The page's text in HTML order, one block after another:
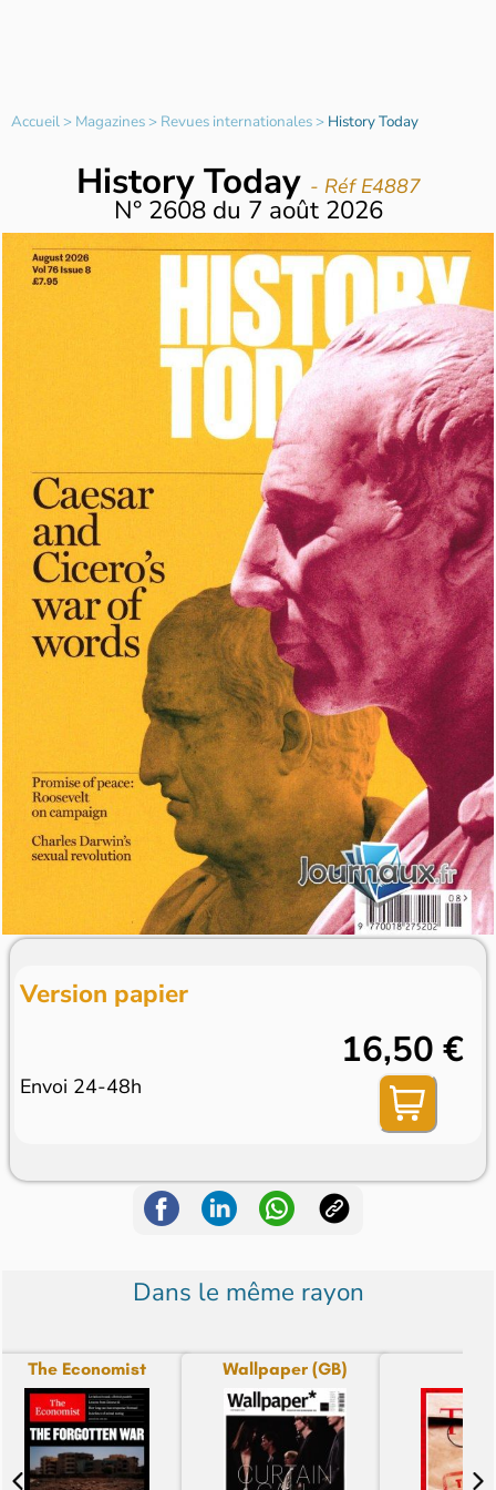
Accueil> Magazines> Revues internationales> History Today
History Today - Réf E4887
N° 2608du 7 août 2026
Version papier
Envoi 24-48h
16,50 €
Dans le même rayon
The Economist Wallpaper (GB)